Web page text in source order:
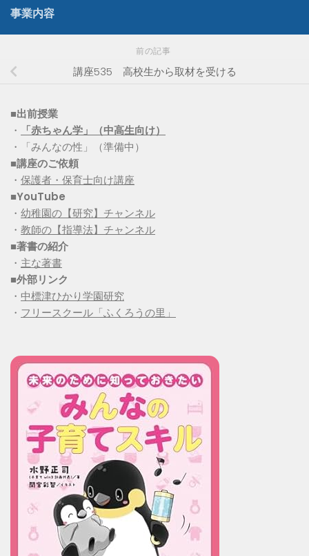
事業内容
前の記事
講座535 高校生から取材を受ける
■出前授業
・
「赤ちゃん学」（中高生向け）
・「みんなの性」（準備中）
■講座のご依頼
・ 保護者・保育士向け講座
■YouTube
・ 幼稚園の【研究】チャンネル
・ 教師の【指導法】チャンネル
■著書の紹介
・ 主な著書
■外部リンク
・ 中標津ひかり学園研究
・ フリースクール「ふくろうの里」